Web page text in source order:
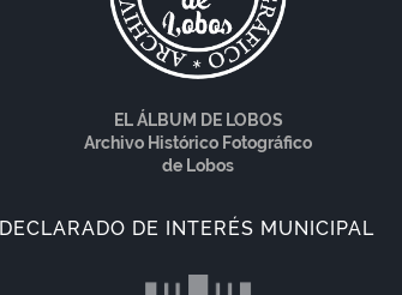
EL ÁLBUM DE LOBOS
Archivo Histórico Fotográfico
de Lobos
DECLARADO DE INTERÉS MUNICIPAL